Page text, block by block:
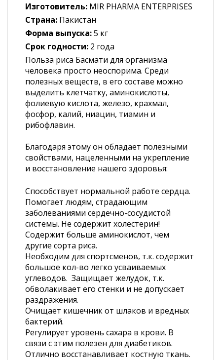
Изготовитель: MIR PHARMA ENTERPRISES
Страна: Пакистан
Форма выпуска:5 кг
Срок годности: 2 года
Польза риса Басмати для организма
человека просто неоспорима. Среди
полезных веществ, в его составе можно
выделить клетчатку, аминокислоты,
фолиевую кислота, железо, крахмал,
фосфор, калий, ниацин, тиамин и
рибофлавин.
Благодаря этому он обладает полезными
свойствами, нацеленными на укрепление
и восстановление нашего здоровья:
Способствует нормальной работе сердца.
Помогает людям, страдающим
заболеваниями сердечно-сосудистой
системы. Не содержит холестерин!
Содержит больше аминокислот, чем
другие сорта риса.
Необходим для спортсменов, т.к. содержит
большое кол-во легко усваиваемых
углеводов. Защищает желудок, т.к.
обволакивает его стенки и не допускает
раздражения.
Очищает кишечник от шлаков и вредных
бактерий.
Регулирует уровень сахара в крови. В
связи с этим полезен для диабетиков.
Отлично восстанавливает костную ткань.